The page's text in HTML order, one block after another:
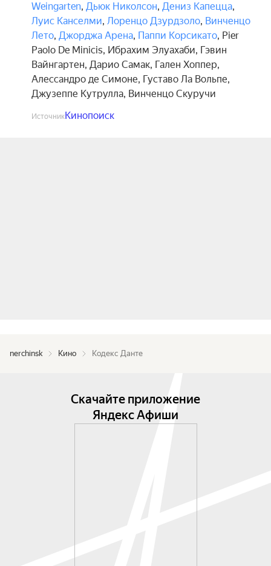
Weingarten, Дьюк Николсон, Дениз Капецца,
Луис Канселми, Лоренцо Дзурдзоло, Винченцо
Лето, Джорджа Арена, Паппи Корсикато, Pier
Paolo De Minicis, Ибрахим Элуахаби, Гэвин
Вайнгартен, Дарио Самак, Гален Хоппер,
Алессандро де Симоне, Густаво Ла Вольпе,
Джузеппе Кутрулла, Винченцо Скуручи
ИсточникКинопоиск
nerchinsk Кино Кодекс Данте
Скачайте приложение
Яндекс Афиши